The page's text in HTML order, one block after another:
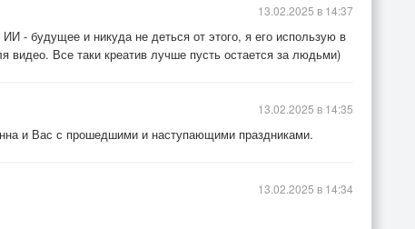
- будущее и никуда не деться от этого, я его использую в
видео. Все таки креатив лучше пусть остается за людьми)
13.02.2025 в 14:37
и Вас с прошедшими и наступающими праздниками.
13.02.2025 в 14:35
13.02.2025 в 14:34